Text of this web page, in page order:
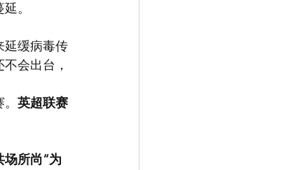
。
延缓病毒传
会出台，
英超联赛
场所尚“为